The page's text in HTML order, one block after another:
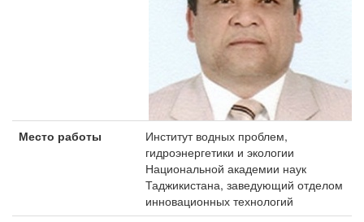
Место работы
Институт водных проблем,
гидроэнергетики и экологии
Национальной академии наук
Таджикистана, заведующий отделом
инновационных технологий